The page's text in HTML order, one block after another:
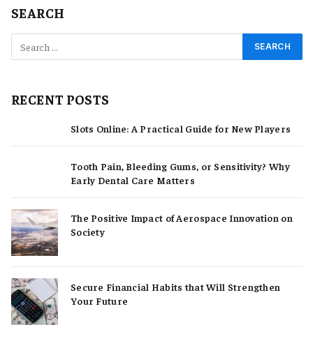
SEARCH
RECENT POSTS
Slots Online: A Practical Guide for New Players
Tooth Pain, Bleeding Gums, or Sensitivity? Why
Early Dental Care Matters
The Positive Impact of Aerospace Innovation on
Society
Secure Financial Habits that Will Strengthen
Your Future